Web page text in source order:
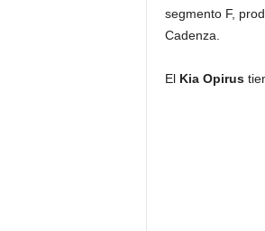
segmento F,
Cadenza.
El Kia Opirus